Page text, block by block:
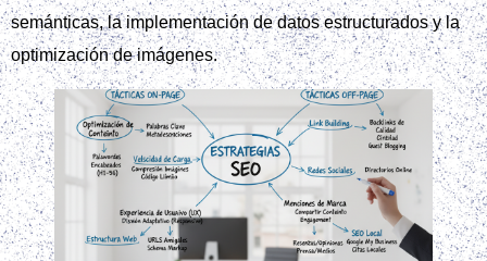
semánticas, la implementación de datos estructurados y la
optimización de imágenes.